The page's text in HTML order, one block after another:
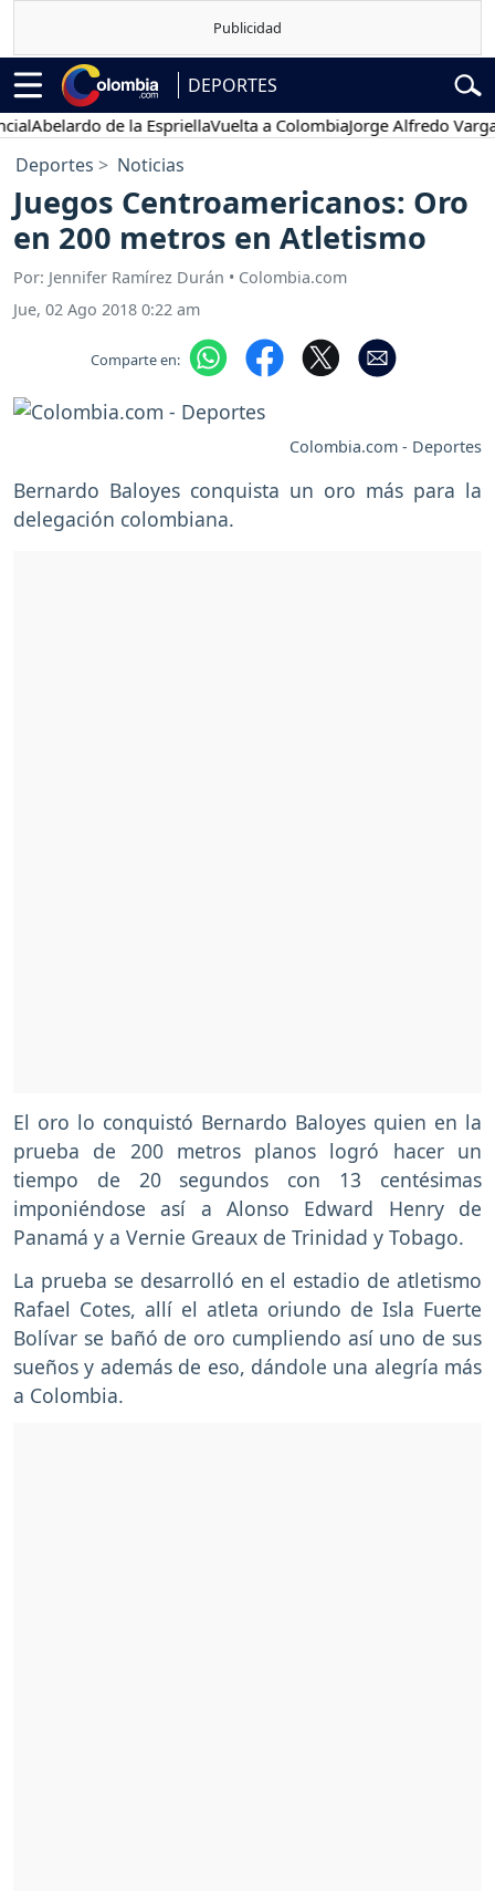
DEPORTES
de la EspriellaVuelta a ColombiaJorge Alfredo Vargas
Deportes Noticias
Juegos Centroamericanos: Oro
en 200 metros en Atletismo
Por: Jennifer Ramírez Durán • Colombia.com
Jue, 02 Ago 2018 0:22 am
Comparte en:
Colombia.com - Deportes
Bernardo Baloyes conquista un oro más para la
delegación colombiana.
El oro lo conquistó Bernardo Baloyes quien en la
prueba de 200 metros planos logró hacer un
tiempo de 20 segundos con 13 centésimas
imponiéndose así a Alonso Edward Henry de
Panamá y a Vernie Greaux de Trinidad y Tobago.
La prueba se desarrolló en el estadio de atletismo
Rafael Cotes, allí el atleta oriundo de Isla Fuerte
Bolívar se bañó de oro cumpliendo así uno de sus
sueños y además de eso, dándole una alegría más
a Colombia.